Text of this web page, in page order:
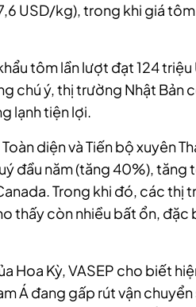
USD/kg), trong khi giá
tôm lần lượt đạt 124 triệu
chú ý, thị trường Nhật Bản
lạnh tiện lợi.
diện và Tiến bộ xuyên
đầu năm (tăng 40%), tăng
Trong khi đó, các thị
thấy còn nhiều bất ổn, đặc
Hoa Kỳ, VASEP cho biết
Á đang gấp rút vận chuyển